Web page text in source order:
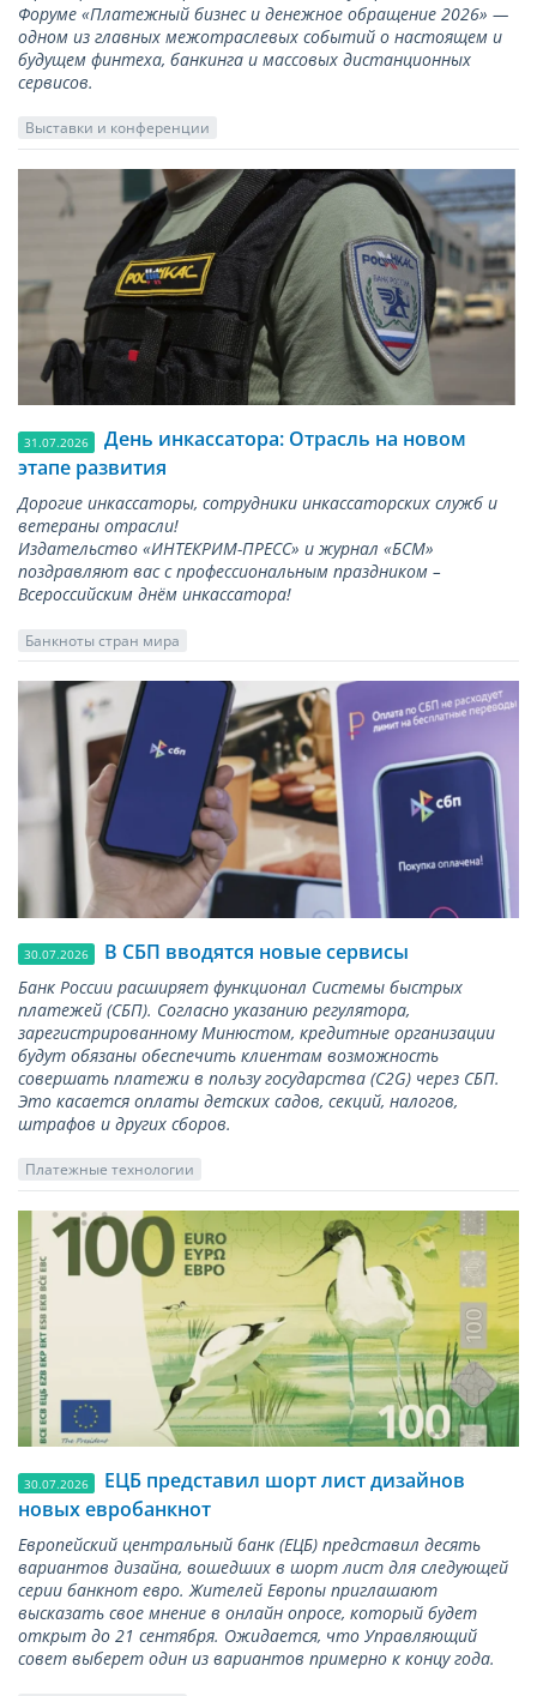
Форуме «Платежный бизнес и денежное обращение 2026» —
одном из главных межотраслевых событий о настоящем и
будущем финтеха, банкинга и массовых дистанционных
сервисов.
Выставки и конференции
31.07.2026
День инкассатора: Отрасль на новом
этапе развития
Дорогие инкассаторы, сотрудники инкассаторских служб и
ветераны отрасли!
Издательство «ИНТЕКРИМ-ПРЕСС» и журнал «БСМ»
поздравляют вас с профессиональным праздником –
Всероссийским днём инкассатора!
Банкноты стран мира
30.07.2026 В СБП вводятся новые сервисы
Банк России расширяет функционал Системы быстрых
платежей (СБП). Согласно указанию регулятора,
зарегистрированному Минюстом, кредитные организации
будут обязаны обеспечить клиентам возможность
совершать платежи в пользу государства (С2G) через СБП.
Это касается оплаты детских садов, секций, налогов,
штрафов и других сборов.
Платежные технологии
30.07.2026
ЕЦБ представил шорт лист дизайнов
новых евробанкнот
Европейский центральный банк (ЕЦБ) представил десять
вариантов дизайна, вошедших в шорт лист для следующей
серии банкнот евро. Жителей Европы приглашают
высказать свое мнение в онлайн опросе, который будет
открыт до 21 сентября. Ожидается, что Управляющий
совет выберет один из вариантов примерно к концу года.